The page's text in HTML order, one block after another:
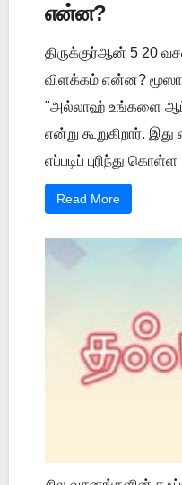
என்ன?
திருக்குர்ஆன் 5 20
விளக்கம் என்ன? மூஸா
"அல்லாஹ் உங்களை
என்று கூறுகிறார்.
எப்படிப் புரிந்து கொள்ள
Read More